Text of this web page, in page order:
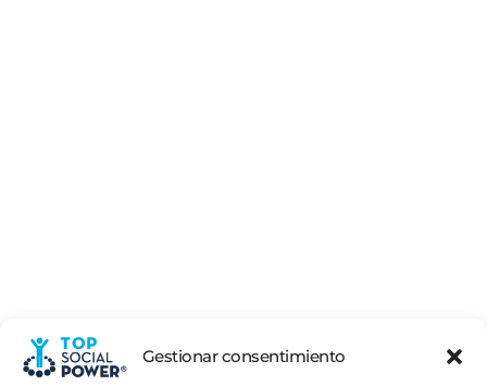
Gestionar consentimiento